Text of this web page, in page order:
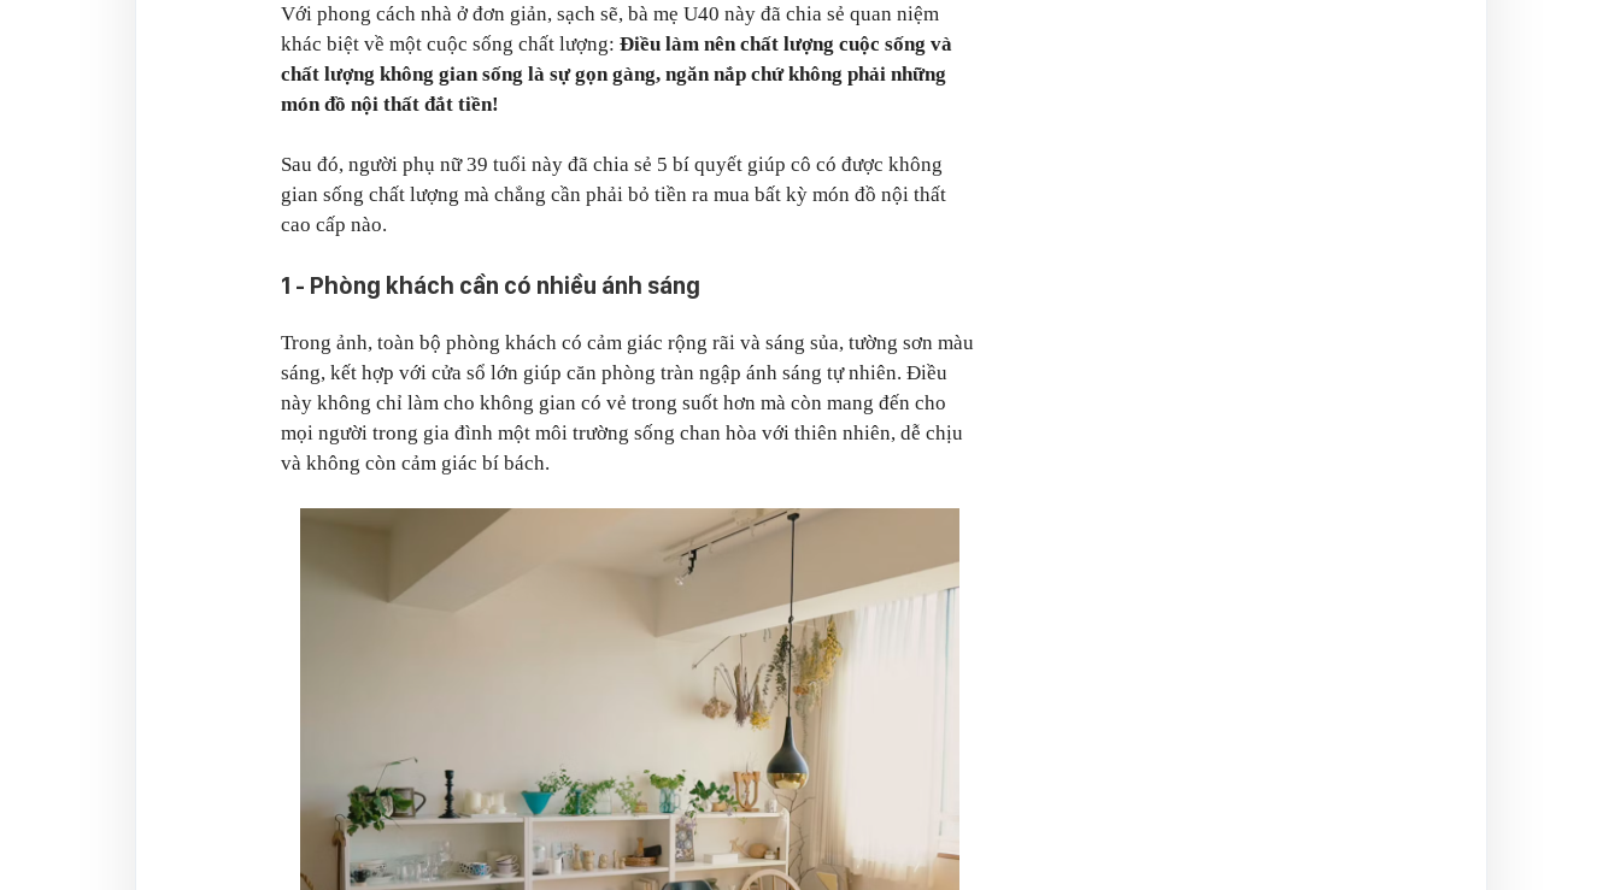
Với phong cách nhà ở đơn giản, sạch sẽ, bà mẹ U40 này đã chia sẻ quan niệm
khác biệt về một cuộc sống chất lượng: Điều làm nên chất lượng cuộc sống và
chất lượng không gian sống là sự gọn gàng, ngăn nắp chứ không phải những
món đồ nội thất đắt tiền!
Sau đó, người phụ nữ 39 tuổi này đã chia sẻ 5 bí quyết giúp cô có được không
gian sống chất lượng mà chẳng cần phải bỏ tiền ra mua bất kỳ món đồ nội thất
cao cấp nào.
1 - Phòng khách cần có nhiều ánh sáng
Trong ảnh, toàn bộ phòng khách có cảm giác rộng rãi và sáng sủa, tường sơn màu
sáng, kết hợp với cửa sổ lớn giúp căn phòng tràn ngập ánh sáng tự nhiên. Điều
này không chỉ làm cho không gian có vẻ trong suốt hơn mà còn mang đến cho
mọi người trong gia đình một môi trường sống chan hòa với thiên nhiên, dễ chịu
và không còn cảm giác bí bách.